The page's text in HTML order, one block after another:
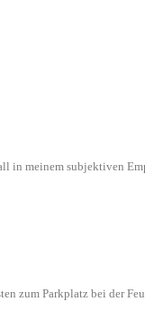
in meinem subjektiven
zum Parkplatz bei der